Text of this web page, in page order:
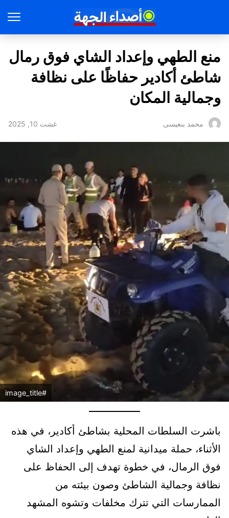
منع الطهي وإعداد الشاي فوق رمال
شاطئ أكادير حفاظًا على نظافة
وجمالية المكان
محمد بنعيسى غشت 10, 2025
#image_title
باشرت السلطات المحلية بشاطئ أكادير، في هذه
الأثناء، حملة ميدانية لمنع الطهي وإعداد الشاي
فوق الرمال، في خطوة تهدف إلى الحفاظ على
نظافة وجمالية الشاطئ وصون بيئته من
الممارسات التي تترك مخلفات وتشوه المشهد